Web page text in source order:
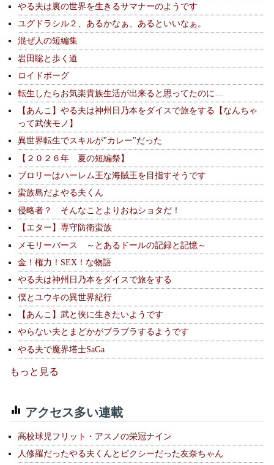
やる夫は裏の世界を生きるサマナーのようです
ユグドラシル２、あるかなぁ、あるといいなぁ。
混ぜ人の短編集
岩田聡と歩く道
ロイドボーグ
転生したらお気楽貴族生活が出来ると思ってたのに…
【あんこ】やる夫は神州日乃本をダイスで旅をする【なんちゃ
って武侠モノ】
異世界転生でスキルが"カレー"だった
【２０２６年 夏の短編祭】
ブロリーはハーレム王な海賊王を目指すそうです
蛮族島だよやる夫くん
侵略者？ そんなことよりおねショタだ！
【エター】専守防衛蛮族
メモリーバース ～とあるドールの記録と記憶～
金！権力！SEX！な物語
やる夫は神州日乃本をダイスで旅をする
僕とユウキの異世界紀行
【あんこ】武と侠に生きたいようです
やらない夫とまどかがブラブラするようです
やる夫で魔界塔士SaGa
もっと見る
アクセス多い連載
高校球児フリット・アスノの栄冠ナイン
人修羅だったやる夫くんとピクシーだった友奈ちゃん